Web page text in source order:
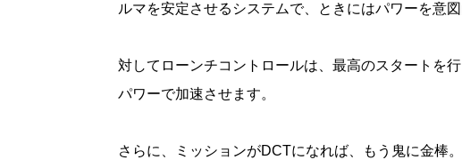
ルマを安定させるシステムで、ときにはパワーを意
対してローンチコントロールは、最高のスタートを
パワーで加速させます。
さらに、ミッションがDCTになれば、もう鬼に金棒